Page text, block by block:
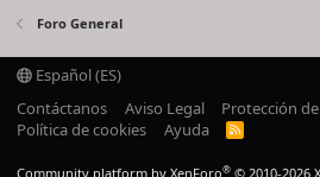
Foro General
Español (ES)
Contáctanos
Aviso Legal
Protección
Política de cookies
Ayuda
R
Community platform by XenForo® © 2010-2026